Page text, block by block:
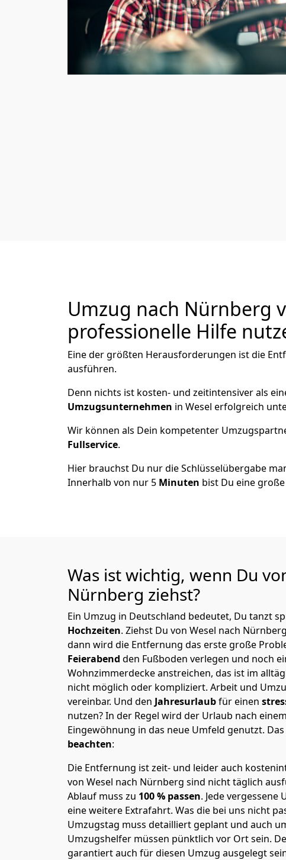
Umzug nach Nürnberg
professionelle Hilfe
Eine der größten Herausforderungen ist die
ausführen.
Denn nichts ist kosten- und zeitintensiver als
Umzugsunternehmen in Wesel erfolgreich
Wir können als Dein kompetenter
Fullservice.
Hier brauchst Du nur die Schlüsselübergabe
Innerhalb von nur 5 Minuten bist Du eine
Was ist wichtig, wenn Du
Nürnberg ziehst?
Ein Umzug in Deutschland bedeutet, Du tanzt
Hochzeiten. Ziehst Du von Wesel nach
dann wird die Entfernung das erste große
Feierabend den Fußboden verlegen und noch
Wohnzimmerdecke anstreichen, das ist im
nicht möglich oder kompliziert. Arbeit und
vereinbar. Und den Jahresurlaubfür einen
nutzen? In der Regel wird der Urlaub nach
Eingewöhnung in das neue Umfeld genutzt.
beachten:
Die Entfernung ist zeit- und leider auch
von Wesel nach Nürnberg sind nicht täglich
Ablauf muss zu 100 % passen. Jede
eine weitere Extrafahrt. Was die bei uns nicht
Umzugstag muss detailliert geplant und auch
Umzugshelfer müssen pünktlich vor Ort sein.
garantiert auch für diesen Umzug ausgelegt